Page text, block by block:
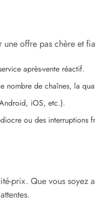
une offre pas chère et
après-vente réactif.
de chaînes, la
iOS, etc.).
ou des interruptions
prix. Que vous